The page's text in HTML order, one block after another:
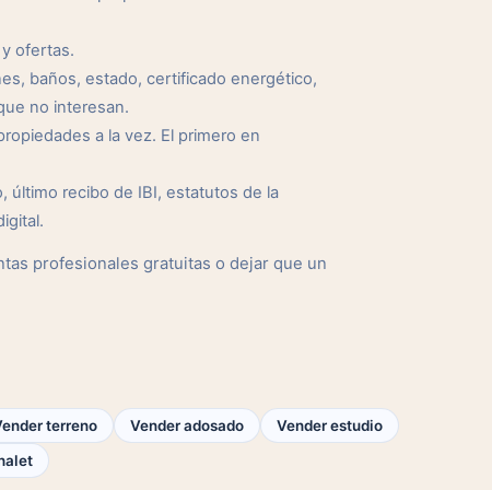
ofertas.
baños, estado, certificado energético,
no interesan.
a la vez. El primero en
último recibo de IBI, estatutos de la
profesionales gratuitas o dejar que un
terreno Vender adosado
Vender estudio